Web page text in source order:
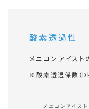
酸素透過性
メニコンアイス
酸素透過係数（